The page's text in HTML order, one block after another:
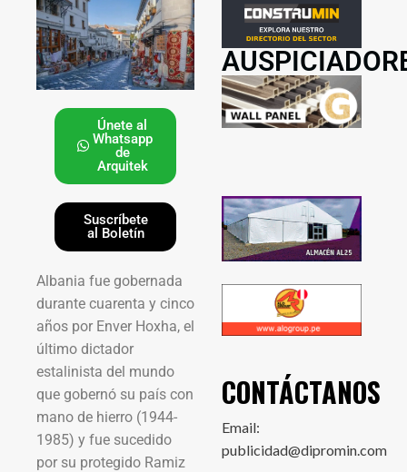
Únete al
Whatsapp
de
Arquitek
Suscríbete
al Boletín
Albania fue gobernada
durante cuarenta y cinco
años por Enver Hoxha, el
último dictador
estalinista del mundo
que gobernó su país con
mano de hierro (1944-
1985) y fue sucedido
por su protegido Ramiz
CONTÁCTANOS
Email:
publicidad@dipromin.com